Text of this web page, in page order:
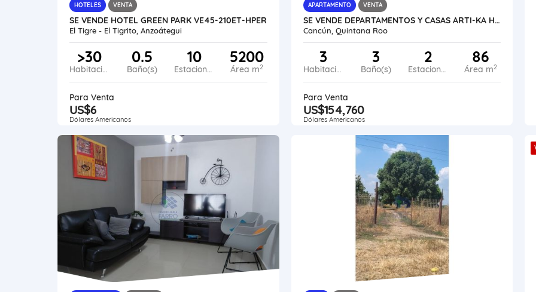
HOTELES VENTA
SE VENDE HOTEL GREEN PARK VE45-210ET-HPER
El Tigre - El Tigrito, Anzoátegui
>30
Habitaciones
0.5
Baño(s)
10
Estacionamiento
5200
Área m2
Para Venta
US$6
Dólares Americanos
APARTAMENTO VENTA
SE VENDE DEPARTAMENTOS Y CASAS ARTI-KA HOMES CANCÚN VE02-140MX-CO
Cancún, Quintana Roo
3
Habitaciones
3
Baño(s)
2
Estacionamiento
86
Área m2
Para Venta
US$154,760
Dólares Americanos